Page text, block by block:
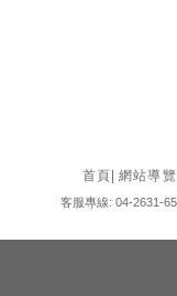
首頁 網站導覽
客服專線: 04-2631-